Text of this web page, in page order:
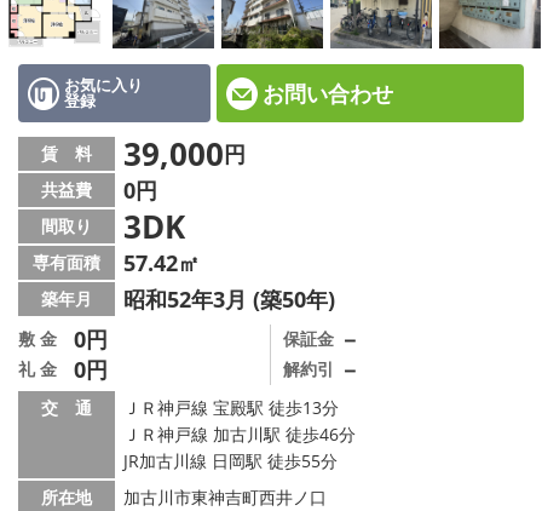
☆敷金·礼金0円物件☆
路線·駅から探す
地域から探す
地図から探す
スタッフ紹介
スタッフ募集中
店舗情報·アクセス
メールでお問い合わせ
お気に入り
登録 お問い合わせ
賃 料 39,000円
共益費 0円
間取り 3DK
専有面積 57.42㎡
築年月 昭和52年3月 (築50年)
敷 金 0円
礼 金 0円
保証金 －
解約引 －
交 通
ＪＲ神戸線 宝殿駅 徒歩13分
ＪＲ神戸線 加古川駅 徒歩46分
JR加古川線 日岡駅 徒歩55分
所在地
加古川市東神吉町西井ノ口